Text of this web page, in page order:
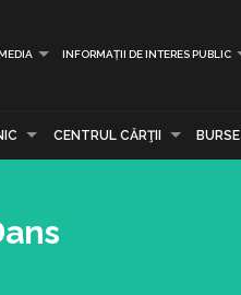
INFORMAȚII DE INTERES PUBLIC
CENTRUL CĂRŢII BURSE